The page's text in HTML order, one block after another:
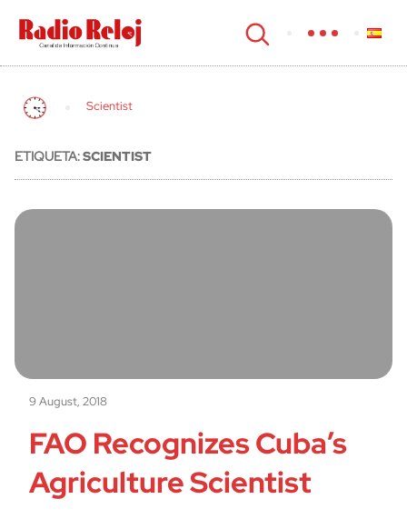
cerrar
Scientist
ETIQUETA:SCIENTIST
9 August, 2018
FAO Recognizes Cuba’s
Agriculture Scientist